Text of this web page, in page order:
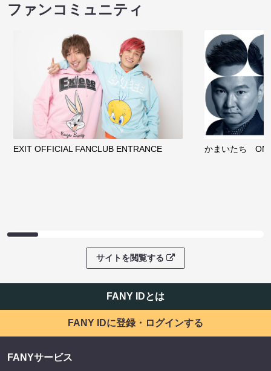
ファンコミュニティ
EXIT OFFICIAL FANCLUB ENTRANCE かまいたち
サイトを閲覧する
FANY IDとは
FANY IDに登録・ログインする
FANYサービス